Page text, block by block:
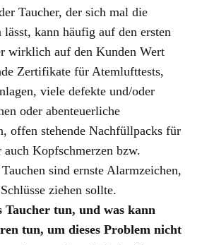
Taucher, der sich mal die
kann häufig auf den ersten
wirklich auf den Kunden Wert
Zertifikate für Atemlufttests,
viele defekte und/oder
oder abenteuerliche
offen stehende Nachfüllpacks für
Kopfschmerzen bzw.
sind ernste Alarmzeichen,
ziehen sollte.
Taucher tun, und was kann
tun, um dieses Problem nicht